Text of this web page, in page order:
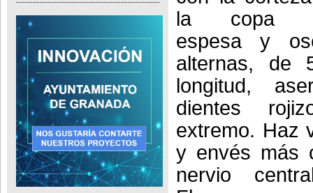
la copa
espesa y
alternas, de
longitud,
dientes
extremo. Haz
y envés más
nervio